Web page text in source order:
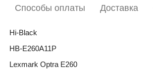
Способы оплаты Доставка
Hi-Black
HB-E260A11P
Lexmark Optra E260